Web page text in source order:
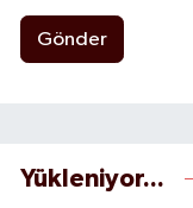
Gönder
Yükleniyor...